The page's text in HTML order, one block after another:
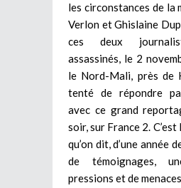
les circonstances de la
Verlon et Ghislaine
ces deux
assassinés, le 2
le Nord-Mali, près de
tenté de répondre
avec ce grand
soir, sur France 2.
qu’on dit, d’une année
de témoignages,
pressions et de